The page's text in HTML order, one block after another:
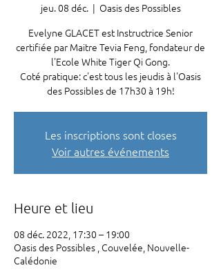
jeu. 08 déc.
  |
Oasis des Possibles
Evelyne GLACET est Instructrice Senior
certifiée par Maitre Tevia Feng, fondateur de
l'Ecole White Tiger Qi Gong.
Coté pratique: c'est tous les jeudis à l'Oasis
des Possibles de 17h30 à 19h!
Les inscriptions sont closes
Voir autres événements
Heure et lieu
08 déc. 2022, 17:30 – 19:00
Oasis des Possibles , Couvelée, Nouvelle-
Calédonie